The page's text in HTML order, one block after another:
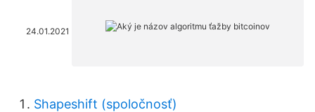
24.01.2021
Shapeshift (spoločnosť)